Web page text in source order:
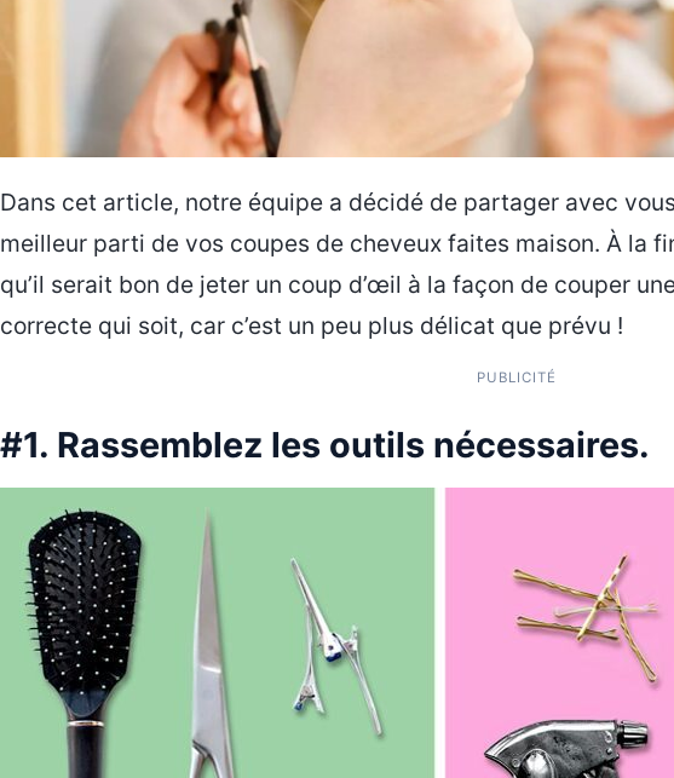
Dans cet article, notre équipe a décidé de partager avec
meilleur parti de vos coupes de cheveux faites maison. À la
qu’il serait bon de jeter un coup d’œil à la façon de couper
correcte qui soit, car c’est un peu plus délicat que prévu !
PUBLICITÉ
#1. Rassemblez les outils nécessaires.